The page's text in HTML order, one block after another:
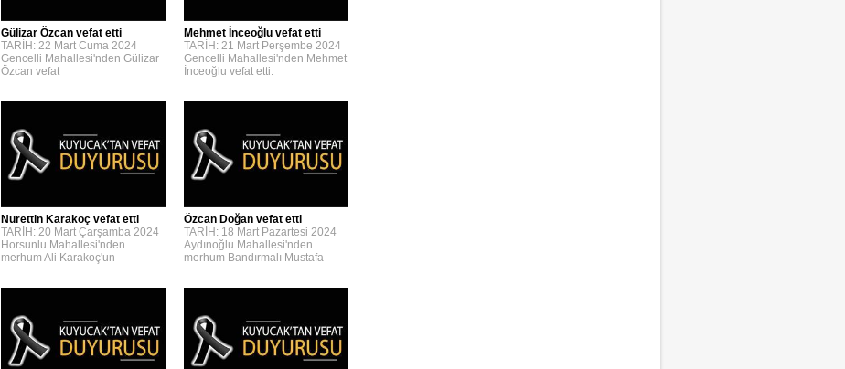
Gülizar Özcan vefat etti
TARİH: 22 Mart Cuma 2024
Gencelli Mahallesi'nden Gülizar
Özcan vefat
Mehmet İnceoğlu vefat etti
TARİH: 21 Mart Perşembe 2024
Gencelli Mahallesi'nden Mehmet
İnceoğlu vefat etti.
Nurettin Karakoç vefat etti
TARİH: 20 Mart Çarşamba 2024
Horsunlu Mahallesi'nden
merhum Ali Karakoç'un
Özcan Doğan vefat etti
TARİH: 18 Mart Pazartesi 2024
Aydınoğlu Mahallesi'nden
merhum Bandırmalı Mustafa